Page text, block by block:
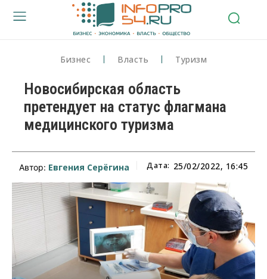
Бизнес Власть Туризм
Новосибирская область
претендует на статус флагмана
медицинского туризма
Автор: Евгения Серёгина Дата: 25/02/2022, 16:45